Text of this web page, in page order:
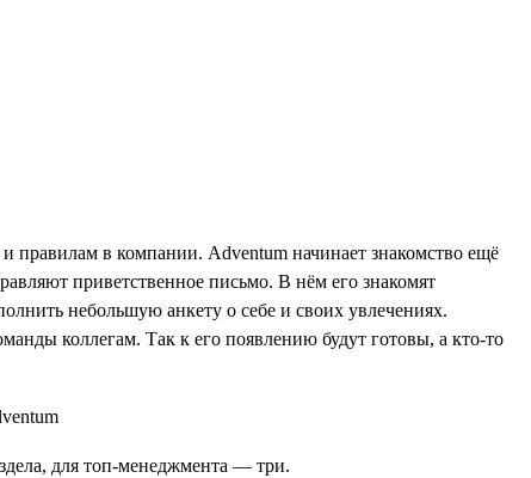
правилам в компании. Adventum начинает знакомство ещё
приветственное письмо. В нём его знакомят
небольшую анкету о себе и своих увлечениях.
коллегам. Так к его появлению будут готовы, а кто-то
для топ-менеджмента — три.